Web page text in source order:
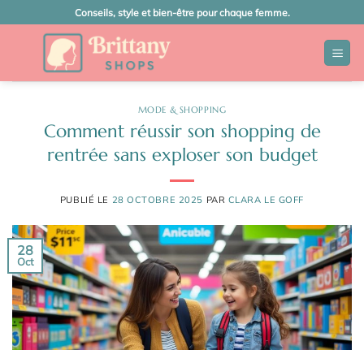
au
Conseils, style et bien-être pour chaque femme.
MODE & SHOPPING
Comment réussir son shopping de
rentrée sans exploser son budget
PUBLIÉ LE 28 OCTOBRE 2025 PAR CLARA LE GOFF
28
Oct